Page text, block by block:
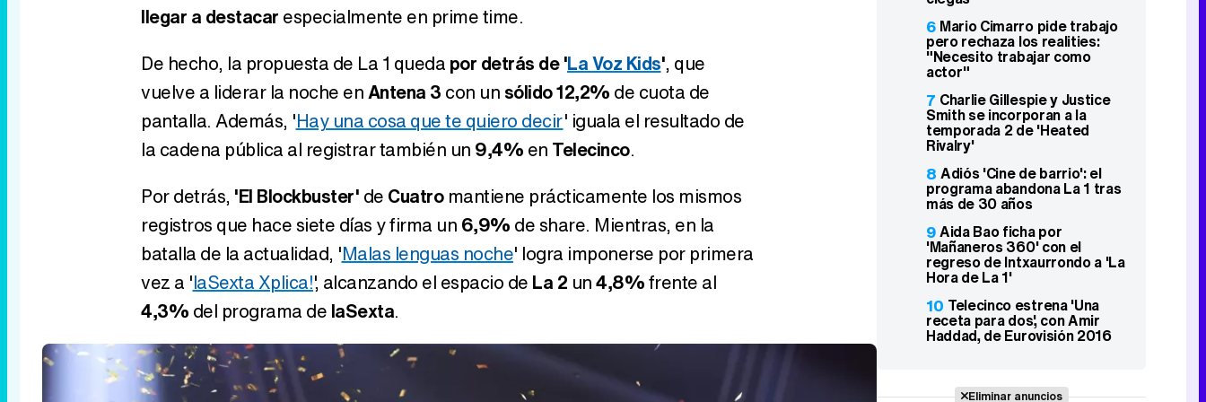
Canción ganadora de Eurovisión 2026: DARA con "Bangaranga" por Bulgaria
llegar a destacar especialmente en prime time.
De hecho, la propuesta de La 1 queda por detrás de 'La Voz Kids', que
vuelve a liderar la noche enAntena 3 con unsólido 12,2% de cuota de
pantalla. Además, 'Hay una cosa que te quiero decir' iguala el resultado de
la cadena pública al registrar también un 9,4% en Telecinco.
Por detrás, 'El Blockbuster' de Cuatromantiene prácticamente los mismos
registros que hace siete días y firma un 6,9% de share. Mientras, en la
batalla de la actualidad, 'Malas lenguas noche' logra imponerse por primera
vez a 'laSexta Xplica!', alcanzando el espacio de La 2 un4,8%frente al
4,3% del programa de laSexta.
6 Mario Cimarro pide trabajo
pero rechaza los realities:
"Necesito trabajar como
actor"
7 Charlie Gillespie y Justice
Smith se incorporan a la
temporada 2 de 'Heated
Rivalry'
8 Adiós 'Cine de barrio': el
programa abandona La 1 tras
más de 30 años
9Aida Bao ficha por
'Mañaneros 360' con el
regreso de Intxaurrondo a 'La
Hora de La 1'
10 Telecinco estrena 'Una
receta para dos', con Amir
Haddad, de Eurovisión 2016
Eliminar anuncios